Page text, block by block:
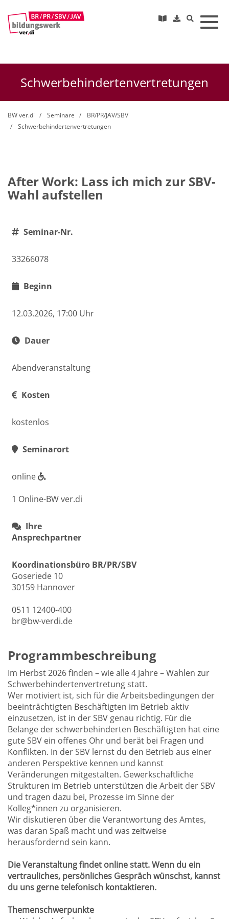
Schwerbehindertenvertretungen
BW ver.di Seminare
BR/PR/JAV/SBV
Schwerbehindertenvertretungen
After Work: Lass ich mich zur SBV-
Wahl aufstellen
Seminar-Nr.
33266078
Beginn
12.03.2026, 17:00 Uhr
Dauer
Abendveranstaltung
Kosten
kostenlos
Seminarort
online
1 Online-BW ver.di
Ihre
Ansprechpartner
Koordinationsbüro BR/PR/SBV
Goseriede 10
30159 Hannover
0511 12400-400
br@bw-verdi.de
Programmbeschreibung
Im Herbst 2026 finden – wie alle 4 Jahre – Wahlen zur
Schwerbehindertenvertretung statt.
Wer motiviert ist, sich für die Arbeitsbedingungen der
beeinträchtigten Beschäftigten im Betrieb aktiv
einzusetzen, ist in der SBV genau richtig. Für die
Belange der schwerbehinderten Beschäftigten hat eine
gute SBV ein offenes Ohr und berät bei Fragen und
Konflikten. In der SBV lernst du den Betrieb aus einer
anderen Perspektive kennen und kannst
Veränderungen mitgestalten. Gewerkschaftliche
Strukturen im Betrieb unterstützen die Arbeit der SBV
und tragen dazu bei, Prozesse im Sinne der
Kolleg*innen zu organisieren.
Wir diskutieren über die Verantwortung des Amtes,
was daran Spaß macht und was zeitweise
herausfordernd sein kann.
Die Veranstaltung findet online statt. Wenn du ein
vertrauliches, persönliches Gespräch wünschst, kannst
du uns gerne telefonisch kontaktieren.
Themenschwerpunkte